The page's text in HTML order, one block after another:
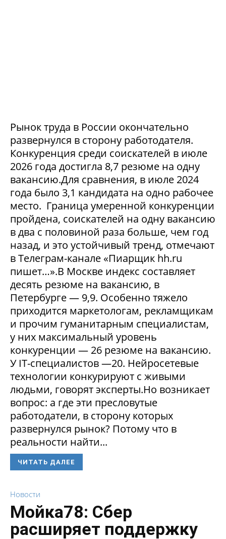
Рынок труда в России окончательно
развернулся в сторону работодателя.
Конкуренция среди соискателей в июле
2026 года достигла 8,7 резюме на одну
вакансию.Для сравнения, в июле 2024
года было 3,1 кандидата на одно рабочее
место. Граница умеренной конкуренции
пройдена, соискателей на одну вакансию
в два с половиной раза больше, чем год
назад, и это устойчивый тренд, отмечают
в Телеграм-канале «Пиарщик hh.ru
пишет…».В Москве индекс составляет
десять резюме на вакансию, в
Петербурге — 9,9. Особенно тяжело
приходится маркетологам, рекламщикам
и прочим гуманитарным специалистам,
у них максимальный уровень
конкуренции — 26 резюме на вакансию.
У IT-специалистов —20. Нейросетевые
технологии конкурируют с живыми
людьми, говорят эксперты.Но возникает
вопрос: а где эти пресловутые
работодатели, в сторону которых
развернулся рынок? Потому что в
реальности найти...
ЧИТАТЬ ДАЛЕЕ
Новости
Мойка78: Сбер
расширяет поддержку